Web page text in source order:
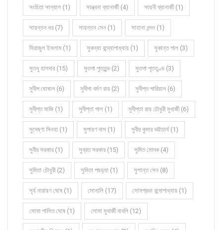
সংহিতা সান্যাল (1) সান্ত্বনা ব্যানার্জী (4) সায়নী ব্যানার্জী (1)
সায়ন্তন ধর (7) সায়ন্তন সেন (1) সাহানা নন্দন (1)
সিরাজুল ইসলাম (1) সুকন্যা বন্দ্যোপাধ্যায় (1) সুকান্ত পাল (3)
সুতনু হালদার (15) সুতপা পুততুন্ড (2) সুতপা পূততুণ্ড (3)
সুদীপ ঘোষাল (6) সুদীপা বর্মণ রায় (2) সুদীপ্ত পারিয়াল (6)
সুদীপ্ত মাজি (1) সুদীপ্তা পাল (1) সুদীপ্তা রায় চৌধুরী মুখার্জী (6)
সুদেষ্ণা সিনহা (1) সুপায়ণ দাস (1) সুবীর কুমার ভট্টাচার্য (1)
সুবীর সরকার (1) সুব্রত সরকার (15) সুমিত মোদক (4)
সুমিতা চৌধুরী (2) সুমিতা পয়ড়্যা (1) সুশান্ত সেন (8)
সূর্য নারায়ণ ঘোষ (1) সোনালি (17) সোমপ্রভা বন্দোপাধ্যায় (1)
সোমা পালিত ঘোষ (1) সোমা মুখার্জী বাবলি (12)